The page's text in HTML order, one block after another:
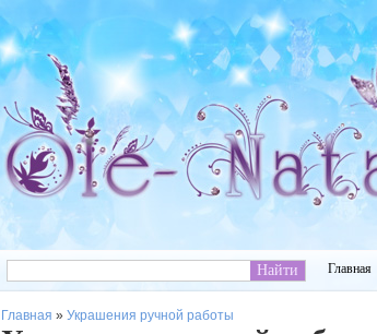
Главная
Главная » Украшения ручной работы